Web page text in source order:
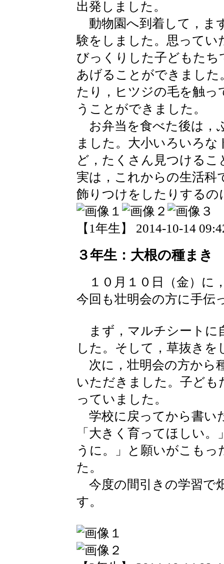
出発しました。
動物園へ到着して，ま
験をしました。思って
びっくりした子どもた
あげることができまし
たり，ヒツジの毛を触
うことができました。
お弁当を食べた後は，
ました。大小いろいろ
ど，たくさん見つける
実は，これからの生活科
飾りつけをしたりするの
【1年生】 2014-10-14
３年生：大根の種まき
１０月１０日（金）に
今回も壮明会の方に手伝
まず，マルチシートに
した。そして，草抜き
次に，壮明会の方から
いただきました。子ど
っていました。
学校に戻ってから書い
「大きく育ってほしい
うに。」と願いがこも
た。
今度の間引きの学習で
す。